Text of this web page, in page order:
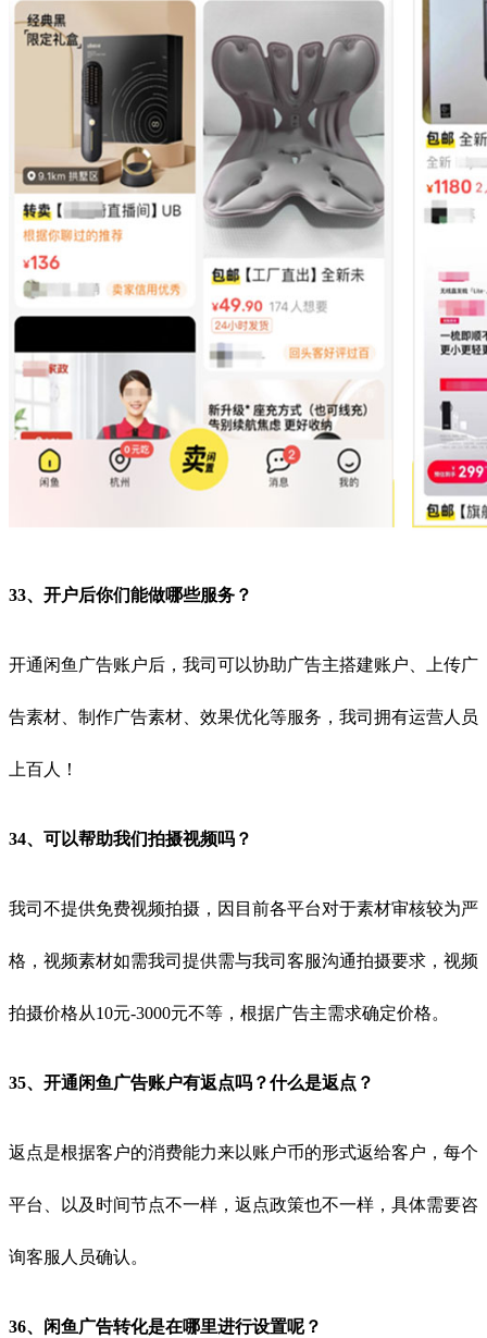
33、开户后你们能做哪些服务？
开通闲鱼广告账户后，我司可以协助广告主搭建账户、上传广
告素材、制作广告素材、效果优化等服务，我司拥有运营人员
上百人！
34、可以帮助我们拍摄视频吗？
我司不提供免费视频拍摄，因目前各平台对于素材审核较为严
格，视频素材如需我司提供需与我司客服沟通拍摄要求，视频
拍摄价格从10元-3000元不等，根据广告主需求确定价格。
35、开通闲鱼广告账户有返点吗？什么是返点？
返点是根据客户的消费能力来以账户币的形式返给客户，每个
平台、以及时间节点不一样，返点政策也不一样，具体需要咨
询客服人员确认。
36、闲鱼广告转化是在哪里进行设置呢？